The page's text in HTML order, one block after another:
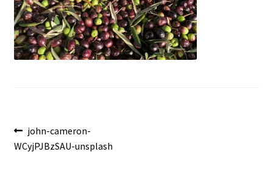
Finalizar compra
Mi cuenta
Navegación
de
Anterior:
john-cameron-
WCyjPJBzSAU-unsplash